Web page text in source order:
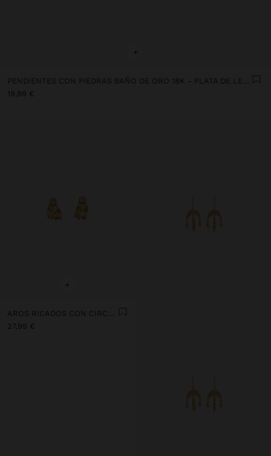
+
PENDIENTES CON PIEDRAS BAÑO DE ORO 18K - PLATA DE LEY 925
19,99 €
+
AROS RICADOS CON CIRCONITAS BAÑO DE ORO 18K - PLATA DE LEY 925
27,99 €